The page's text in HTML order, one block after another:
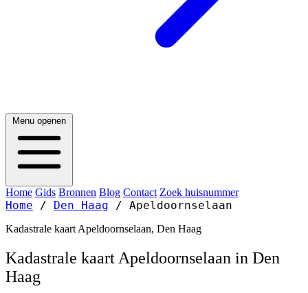
Menu openen
Home Gids Bronnen Blog Contact Zoek huisnummer
Home / Den Haag / Apeldoornselaan
Kadastrale kaart Apeldoornselaan, Den Haag
Kadastrale kaart Apeldoornselaan in Den
Haag